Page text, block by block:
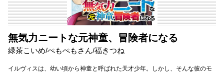
無気力ニートな元神童、冒険者になる
緑茶こいめ/ぺもぺもさん/福きつね
イルヴィスは、幼い頃から神童と呼ばれた天才少年。しかし、そんな彼のモ